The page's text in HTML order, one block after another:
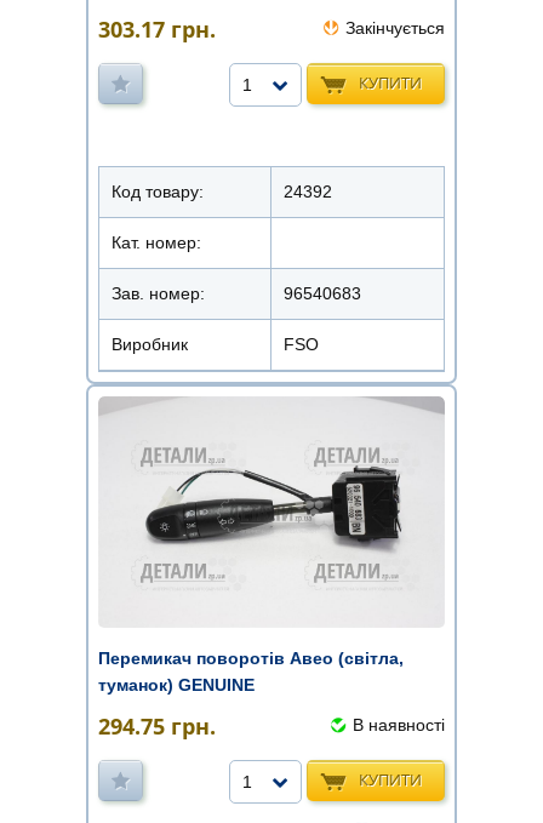
303.17 грн. Закінчується
КУПИТИ
1
Код товару: 24392
Кат. номер:
Зав. номер: 96540683
Виробник FSO
Перемикач поворотів Авео (світла,
туманок) GENUINE
294.75 грн. В наявності
КУПИТИ
1